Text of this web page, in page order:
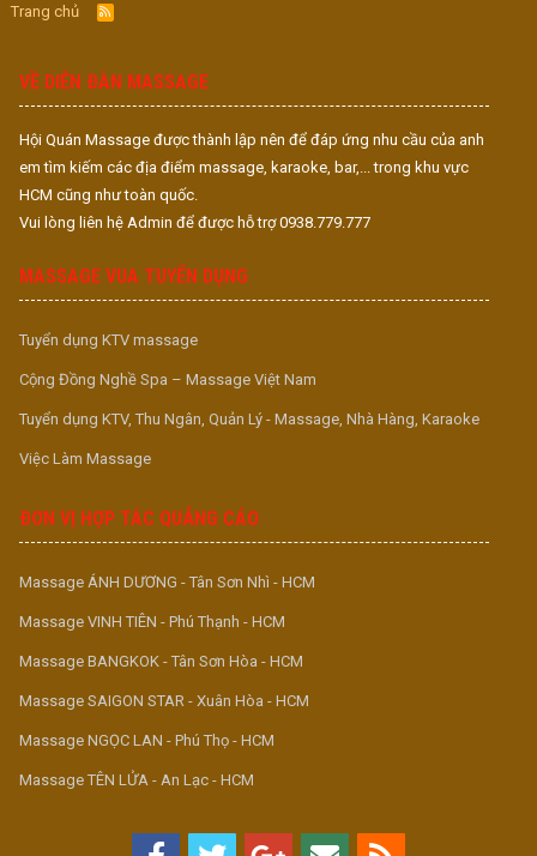
Trang chủ
R
S
VỀ DIỄN ĐÀN MASSAGE
Hội Quán Massage được thành lập nên để đáp ứng nhu cầu của anh
em tìm kiếm các địa điểm massage, karaoke, bar,... trong khu vực
HCM cũng như toàn quốc.
Vui lòng liên hệ Admin để được hỗ trợ 0938.779.777
MASSAGE VUA TUYỂN DỤNG
Tuyển dụng KTV massage
Cộng Đồng Nghề Spa – Massage Việt Nam
Tuyển dụng KTV, Thu Ngân, Quản Lý - Massage, Nhà Hàng, Karaoke
Việc Làm Massage
ĐƠN VỊ HỢP TÁC QUẢNG CÁO
Massage ÁNH DƯƠNG - Tân Sơn Nhì - HCM
Massage VINH TIÊN - Phú Thạnh - HCM
Massage BANGKOK - Tân Sơn Hòa - HCM
Massage SAIGON STAR - Xuân Hòa - HCM
Massage NGỌC LAN - Phú Thọ - HCM
Massage TÊN LỬA - An Lạc - HCM